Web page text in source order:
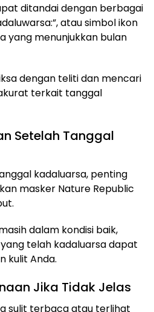
ditandai dengan berbagai
atau simbol ikon
yang menunjukkan bulan
dengan teliti dan mencari
terkait tanggal
Setelah Tanggal
kadaluarsa, penting
masker Nature Republic
dalam kondisi baik,
telah kadaluarsa dapat
kulit Anda.
Jika Tidak Jelas
sulit terbaca atau terlihat